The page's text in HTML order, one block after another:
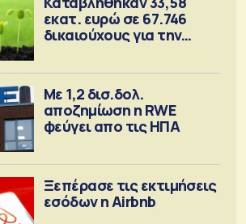
εκατ. ευρώ σε 67.746
δικαιούχους για την
Με 1,2 δισ.δολ.
αποζημίωση η RWE
φεύγει απο τις ΗΠΑ
Ξεπέρασε τις εκτιμήσεις
εσόδων η Airbnb